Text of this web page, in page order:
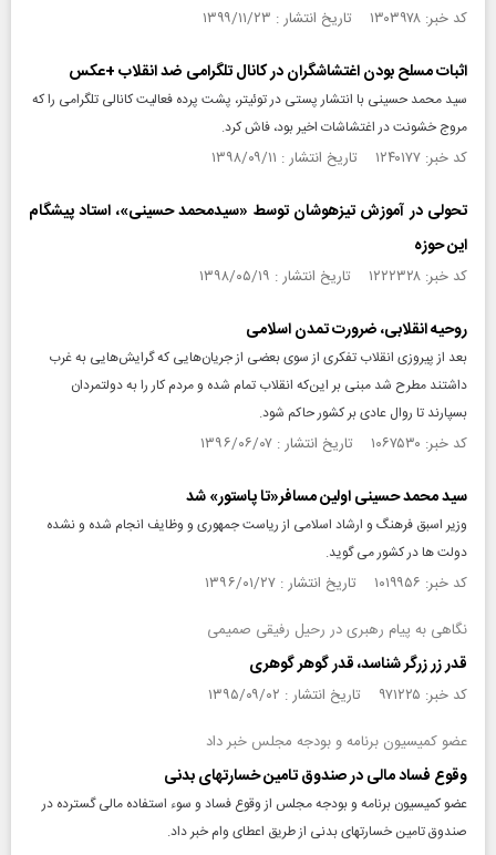
کد خبر: ۱۳۰۳۹۷۸ تاریخ انتشار : ۱۳۹۹/۱۱/۲۳
اثبات مسلح بودن اغتشاشگران در کانال تلگرامی ضد انقلاب +عکس
سید محمد حسینی با انتشار پستی در توئیتر، پشت پرده فعالیت کانالی تلگرامی را که
مروج خشونت در اغتشاشات اخیر بود، فاش کرد.
کد خبر: ۱۲۴۰۱۷۷ تاریخ انتشار : ۱۳۹۸/۰۹/۱۱
تحولی در آموزش تیزهوشان توسط «سیدمحمد حسینی»، استاد پیشگام
این حوزه
کد خبر: ۱۲۲۲۳۲۸ تاریخ انتشار : ۱۳۹۸/۰۵/۱۹
روحیه انقلابی، ضرورت تمدن اسلامی
بعد از پیروزی انقلاب تفکری از سوی بعضی از جریان‌هایی که گرایش‌هایی به غرب
داشتند مطرح شد مبنی بر این‌که انقلاب تمام شده و مردم کار را به دولتمردان
بسپارند تا روال عادی بر کشور حاکم شود.
کد خبر: ۱۰۶۷۵۳۰ تاریخ انتشار : ۱۳۹۶/۰۶/۰۷
سید محمد حسینی اولین مسافر«تا پاستور» شد
وزیر اسبق فرهنگ و ارشاد اسلامی از ریاست جمهوری و وظایف انجام شده و نشده
دولت ها در کشور می گوید.
کد خبر: ۱۰۱۹۹۵۶ تاریخ انتشار : ۱۳۹۶/۰۱/۲۷
نگاهی به پیام رهبری در رحیل رفیقی صمیمی
قدر زر زرگر شناسد، قدر گوهر گوهری
کد خبر: ۹۷۱۲۲۵ تاریخ انتشار : ۱۳۹۵/۰۹/۰۲
عضو کمیسیون برنامه و بودجه مجلس خبر داد
وقوع فساد مالی در صندوق تامین خسارتهای بدنی
عضو کمیسیون برنامه و بودجه مجلس از وقوع فساد و سوء استفاده مالی گسترده در
صندوق تامین خسارتهای بدنی از طریق اعطای وام خبر داد.